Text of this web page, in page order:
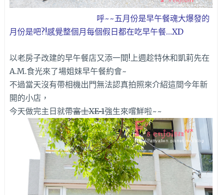
呼~~五月份是早午餐魂大爆發的
月份是吧?!感覺整個月每個假日都在吃早午餐…XD
以老房子改建的早午餐店又添一間!上週趁特休和凱莉先在
A.M.食光來了場姐妹早午餐約會~
不過當天沒有帶相機出門無法認真拍照來介紹這間今年新
開的小店，
今天做完主日就帶富士XE-1強生來嚐鮮啦~~